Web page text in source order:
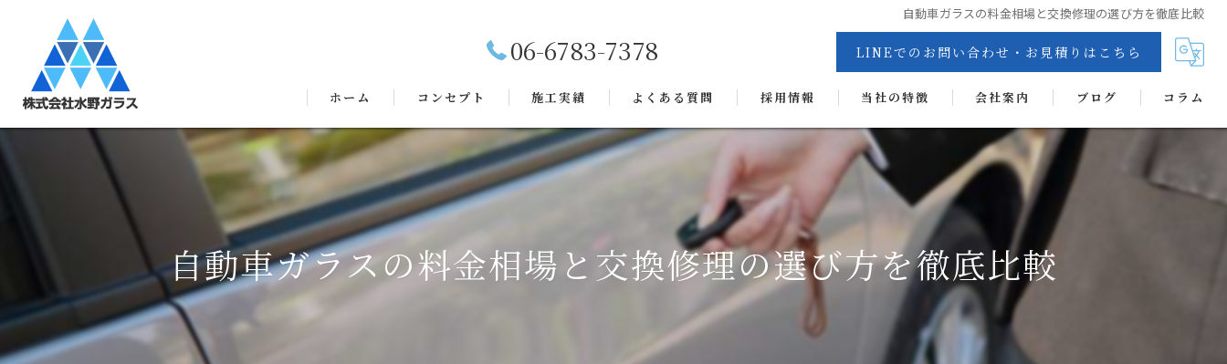
自動車ガラスの料金相場と交換修理の選び方を徹底比較
06-6783-7378 LINEでのお問い合わせ・お見積りはこちら
ホーム コンセプト 施工実績 よくある質問 採用情報 当社の特徴
交換
カーフィルム
抗菌・抗ウイルス・消臭・防カビコーティング
ヘッドライトコート
会社案内 ブログ コラム
自動車ガラスの料金相場と交換修理の選び方を徹底比較